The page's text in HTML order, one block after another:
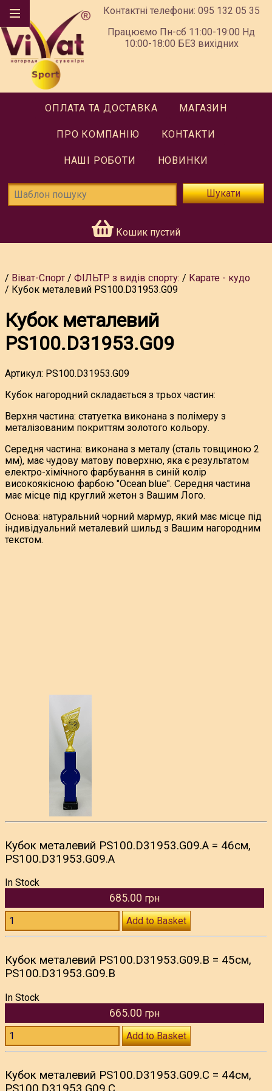
Контактні телефони: 095 132 05 35
Працюємо Пн-сб 11:00-19:00 Нд
10:00-18:00 БЕЗ вихідних
ОПЛАТА ТА ДОСТАВКА МАГАЗИН
ПРО КОМПАНІЮ КОНТАКТИ
НАШІ РОБОТИ НОВИНКИ
Шукати
Кошик пустий
Віват-Спорт ФІЛЬТР з видів спорту:
Карате - кудо
Кубок металевий PS100.D31953.G09
Кубок металевий
PS100.D31953.G09
Артикул: PS100.D31953.G09
Кубок нагородний складається з трьох частин:
Верхня частина: статуетка виконана з полімеру з
металізованим покриттям золотого кольору.
Середня частина: виконана з металу (сталь товщиною 2
мм), має чудову матову поверхню, яка є результатом
електро-хімічного фарбування в синій колір
високоякісною фарбою "Ocean blue". Середня частина
має місце під круглий жетон з Вашим Лого.
Основа: натуральний чорний мармур, який має місце під
індивідуальний металевий шильд з Вашим нагородним
текстом.
Кубок металевий PS100.D31953.G09.А = 46см,
PS100.D31953.G09.А
In Stock
685.00 грн
Add to Basket
Кубок металевий PS100.D31953.G09.В = 45см,
PS100.D31953.G09.В
In Stock
665.00 грн
Add to Basket
Кубок металевий PS100.D31953.G09.С = 44см,
PS100.D31953.G09.С